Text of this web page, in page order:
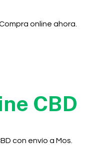
online ahora.
CBD
con envío a Mos.